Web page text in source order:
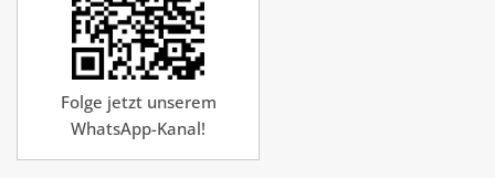
Folge jetzt unserem
WhatsApp-Kanal!